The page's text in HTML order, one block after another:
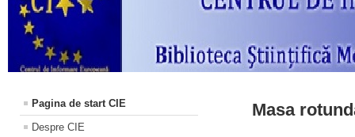
Pagina de start CIE
Despre CIE
Masa